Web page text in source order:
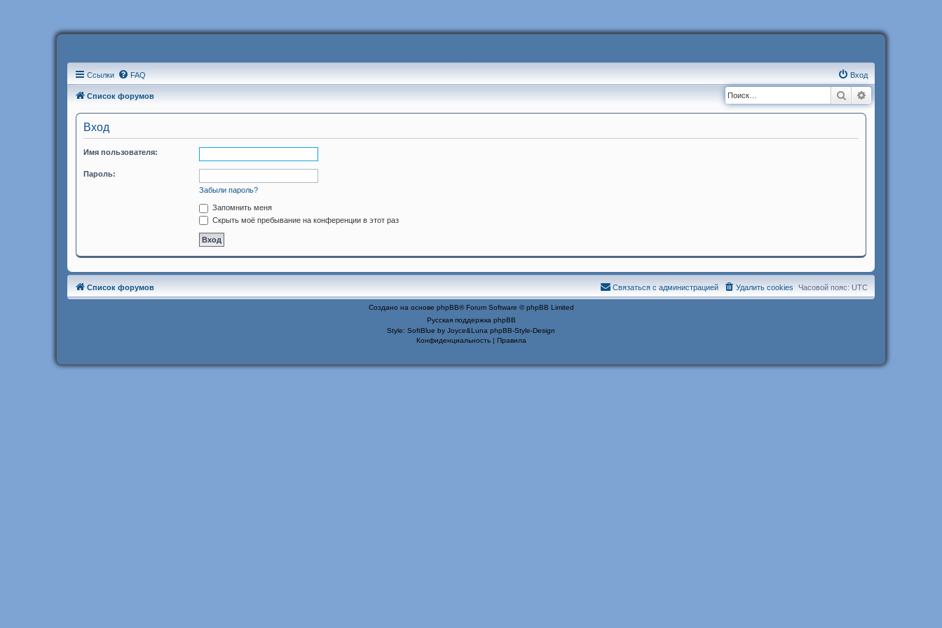
Ссылки FAQ Вход
Список форумов Поиск
Вход
Имя пользователя:
Пароль:
Забыли пароль?
Запомнить меня
Скрыть моё пребывание на конференции в этот раз
Список форумов Часовой пояс: UTC
Удалить cookies
Связаться с администрацией
Создано на основе phpBB® Forum Software © phpBB Limited
Русская поддержка phpBB
Style: SoftBlue by Joyce&Luna phpBB-Style-Design
Конфиденциальность| Правила